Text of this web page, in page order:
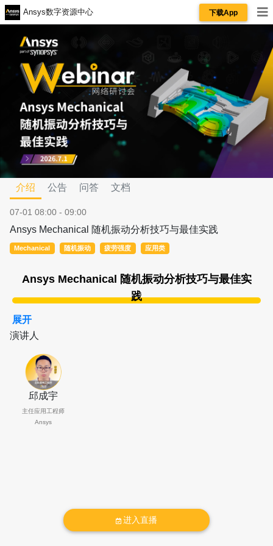
Ansys数字资源中心 下载App
进入直播
介绍 公告 问答 文档
07-01 08:00 - 09:00
Ansys Mechanical 随机振动分析技巧与最佳实践
Mechanical 随机振动 疲劳强度 应用类
Ansys Mechanical 随机振动分析技巧与最佳实
践
内容简介：
当一个工况的载荷无法用时序数据准确量化，而只能通
过频域统计量描述时，我们需要通过随机振动分析来描
述结构的位移与应力等响应。本次研讨会除了介绍
Ansys Mechanical 随机振动分析的基础流程与功能，
还将涵盖以下要点：
1、通过 Ansys nCode DesignLife 工具从时序载荷样本
演讲人介绍：
展开
演讲人
邱成宇
主任应用工程师
Ansys